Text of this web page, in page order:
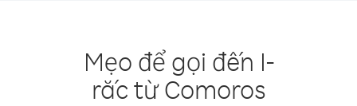
Mẹo để gọi đến I-
rắc từ Comoros